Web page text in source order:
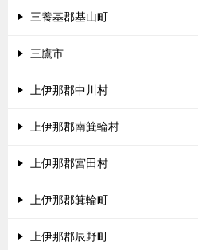
三養基郡基山町
三鷹市
上伊那郡中川村
上伊那郡南箕輪村
上伊那郡宮田村
上伊那郡箕輪町
上伊那郡辰野町